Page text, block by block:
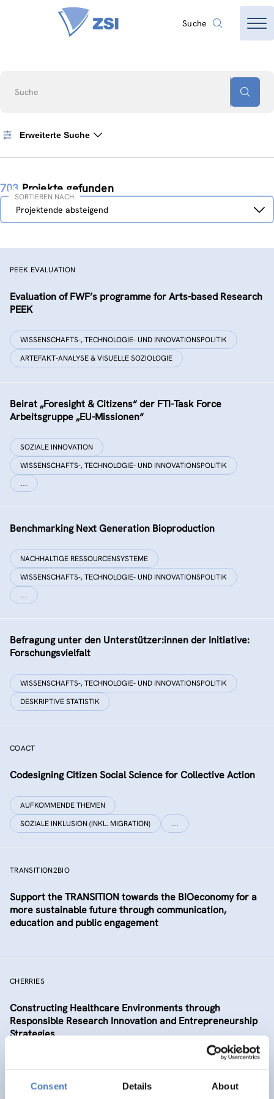
Consent Details About
Suche
Suche
Erweiterte Suche
703 Projekte gefunden
Sortieren
nachProjektende absteigend
SORTIEREN NACH
PEEK EVALUATION
Evaluation of FWF’s programme for Arts-based Research
PEEK
WISSENSCHAFTS-, TECHNOLOGIE- UND INNOVATIONSPOLITIK
ARTEFAKT-ANALYSE & VISUELLE SOZIOLOGIE
Beirat „Foresight & Citizens“ der FTI-Task Force
Arbeitsgruppe „EU-Missionen“
SOZIALE INNOVATION
WISSENSCHAFTS-, TECHNOLOGIE- UND INNOVATIONSPOLITIK
…
Benchmarking Next Generation Bioproduction
NACHHALTIGE RESSOURCENSYSTEME
WISSENSCHAFTS-, TECHNOLOGIE- UND INNOVATIONSPOLITIK
…
Befragung unter den Unterstützer:innen der Initiative:
Forschungsvielfalt
WISSENSCHAFTS-, TECHNOLOGIE- UND INNOVATIONSPOLITIK
DESKRIPTIVE STATISTIK
COACT
Co­designing Citizen Social Science for Collective Action
AUFKOMMENDE THEMEN
SOZIALE INKLUSION (INKL. MIGRATION)
…
TRANSITION2BIO
Support the TRANSITION towards the BIOeconomy for a
more sustainable future through communication,
education and public engagement
CHERRIES
Constructing Healthcare Environments through
Responsible Research Innovation and Entrepreneurship
Strategies
WISSENSCHAFTS-, TECHNOLOGIE- UND INNOVATIONSPOLITIK